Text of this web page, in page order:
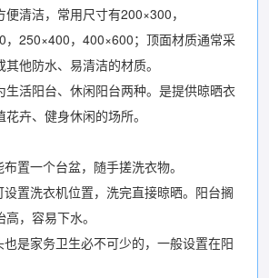
清洁，常用尺寸有200×300，
250×400，400×600；顶面材质通常采
他防水、易清洁的材质。
生活阳台、休闲阳台两种。是提供晾晒衣
卉、健身休闲的场所。
置一个台盆，随手搓洗衣物。
置洗衣机位置，洗完直接晾晒。阳台搁
，容易下水。
是家务卫生必不可少的，一般设置在阳